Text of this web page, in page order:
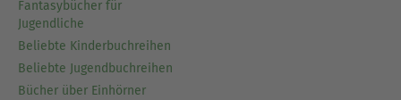
Fantasybücher für
Jugendliche
Beliebte Kinderbuchreihen
Beliebte Jugendbuchreihen
Bücher über Einhörner